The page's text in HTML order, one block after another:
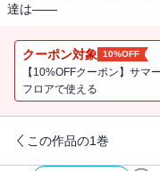
達は――
クーポン対象 10%OFF
【10%OFFクーポン】サマ
フロアで使える
この作品の1巻